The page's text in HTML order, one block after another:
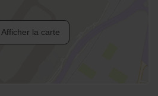
Afficher la carte